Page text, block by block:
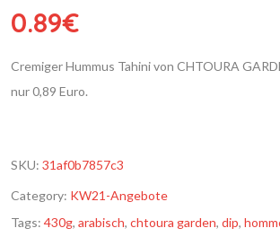
0.89€
Cremiger Hummus Tahini von CHTOURA
nur 0,89 Euro.
SKU: 31af0b7857c3
Category: KW21-Angebote
Tags: 430g, arabisch, chtoura garden, dip,